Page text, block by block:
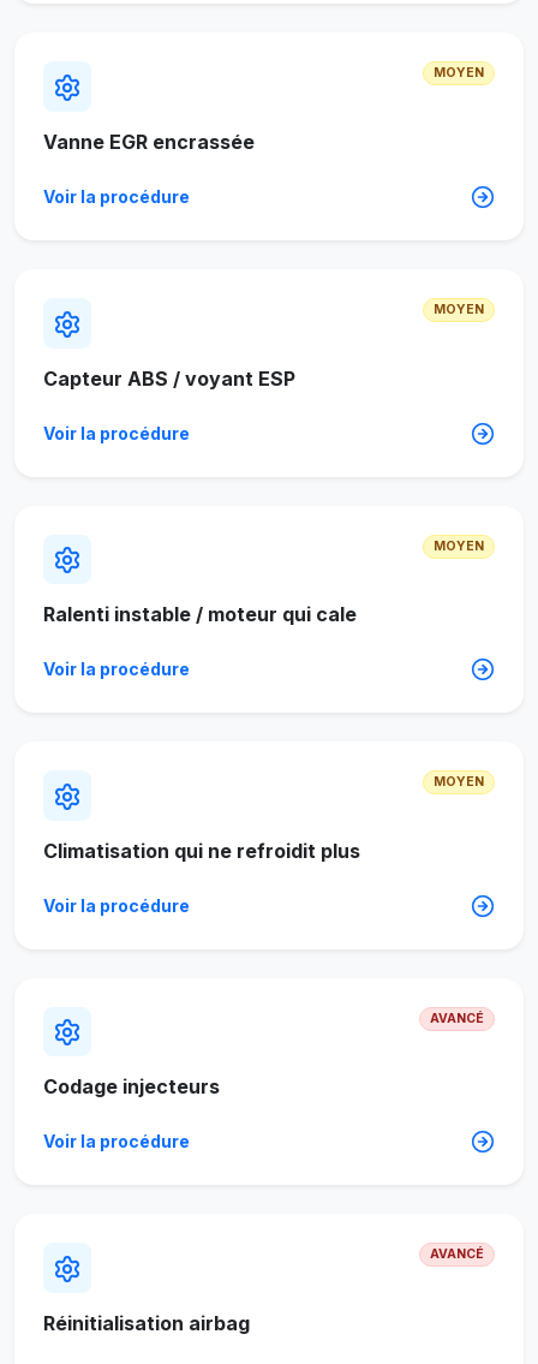
MOYEN
Vanne EGR encrassée
Voir la procédure
MOYEN
Capteur ABS / voyant ESP
Voir la procédure
MOYEN
Ralenti instable / moteur qui cale
Voir la procédure
MOYEN
Climatisation qui ne refroidit plus
Voir la procédure
AVANCÉ
Codage injecteurs
Voir la procédure
AVANCÉ
Réinitialisation airbag